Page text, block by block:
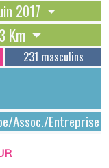
2017
Km
231 masculins
Assoc./Entreprise